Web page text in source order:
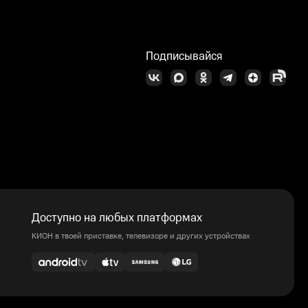
Подписывайся
Доступно на любых платформах
КИОН в твоей приставке, телевизоре и других устройствах